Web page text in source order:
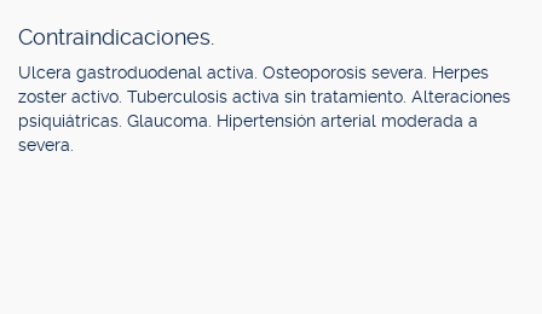
Contraindicaciones.
Ulcera gastroduodenal activa. Osteoporosis severa. Herpes
zoster activo. Tuberculosis activa sin tratamiento. Alteraciones
psiquiátricas. Glaucoma. Hipertensión arterial moderada a
severa.